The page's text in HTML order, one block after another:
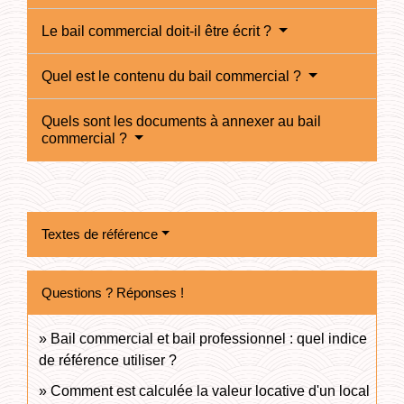
Le bail commercial doit-il être écrit ?
Quel est le contenu du bail commercial ?
Quels sont les documents à annexer au bail
commercial ?
Textes de référence
Questions ? Réponses !
Bail commercial et bail professionnel : quel indice
de référence utiliser ?
Comment est calculée la valeur locative d'un local